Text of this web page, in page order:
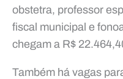
obstetra, professor
fiscal municipal e
chegam a R$
Também há vagas